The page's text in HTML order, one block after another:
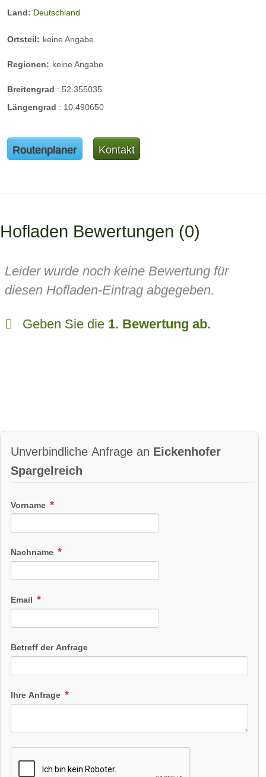
Land: Deutschland
Ortsteil: keine Angabe
Regionen: keine Angabe
Breitengrad : 52.355035
Längengrad : 10.490650
Routenplaner Kontakt
Hofladen Bewertungen 0
Leider wurde noch keine Bewertung für
diesen Hofladen-Eintrag abgegeben.
Geben Sie die 1. Bewertung ab.
Unverbindliche Anfrage an Eickenhofer
Spargelreich
Vorname
Nachname
Email
Betreff der Anfrage
Ihre Anfrage